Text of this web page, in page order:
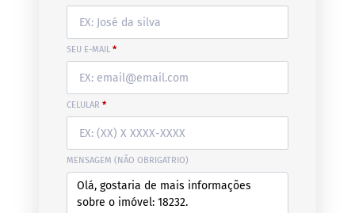
SEU E-MAIL *
CELULAR *
MENSAGEM (NÃO OBRIGATRIO)